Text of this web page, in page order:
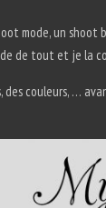
mode, un
de tout et je la
des couleurs, …